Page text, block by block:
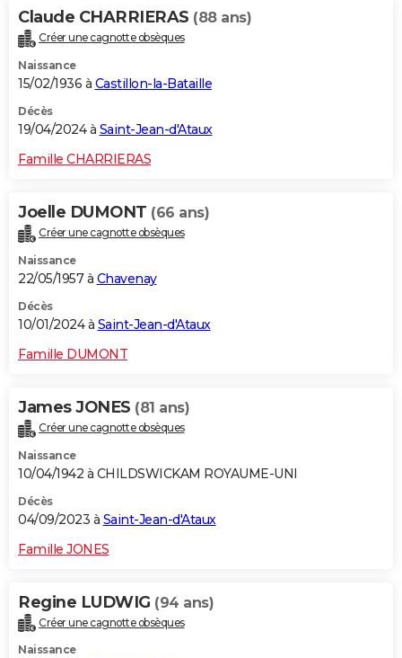
Dictionnaire
Biographies
Citations
Expressions
Proverbes
PROGRAMME TV
COPAINS D'AVANT
S'inscrire
Se connecter
Lycées
Collèges
Primaires
Universités
Entreprises
Service militaire
Avis de recherche
AVIS DE DÉCÈS
Claude CHARRIERAS (88 ans)
Créer une cagnotte obsèques
Naissance
15/02/1936 à Castillon-la-Bataille
Décès
19/04/2024 à Saint-Jean-d'Ataux
Famille CHARRIERAS
Joelle DUMONT (66 ans)
Créer une cagnotte obsèques
Naissance
22/05/1957 à Chavenay
Décès
10/01/2024 à Saint-Jean-d'Ataux
Famille DUMONT
James JONES (81 ans)
Créer une cagnotte obsèques
Naissance
10/04/1942 à CHILDSWICKAM ROYAUME-UNI
Décès
04/09/2023 à Saint-Jean-d'Ataux
Famille JONES
Regine LUDWIG (94 ans)
Créer une cagnotte obsèques
Naissance